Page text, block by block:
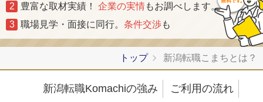
2
豊富な取材実績！ 企業の実情もお調べします。
3
職場見学・面接に同行。 条件交渉も
トップ 新潟転職こまちとは？
新潟転職Komachiの強み
ご利用の流れ